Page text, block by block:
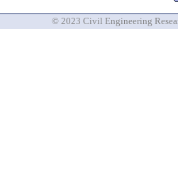
© 2023 Civil Engineering